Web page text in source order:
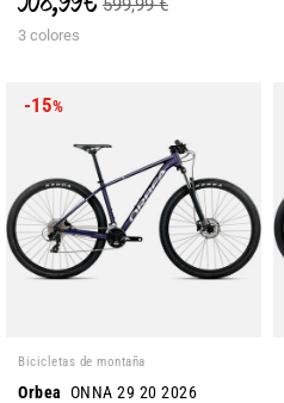
599,99 €
3 colores
-15%
Bicicletas de montaña
Orbea ONNA 29 20 2026